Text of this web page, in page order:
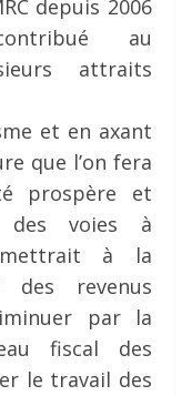
depuis 2006
au
attraits
et en axant
que l’on fera
prospère et
des voies à
à la
des revenus
par la
fiscal des
le travail des